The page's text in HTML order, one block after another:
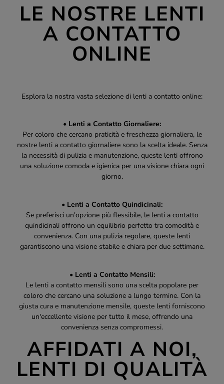
LE NOSTRE LENTI
A CONTATTO
ONLINE
Esplora la nostra vasta selezione di lenti a contatto online:
• Lenti a Contatto Giornaliere:
Per coloro che cercano praticità e freschezza giornaliera, le
nostre lenti a contatto giornaliere sono la scelta ideale. Senza
la necessità di pulizia e manutenzione, queste lenti offrono
una soluzione comoda e igienica per una visione chiara ogni
giorno.
• Lenti a Contatto Quindicinali:
Se preferisci un'opzione più flessibile, le lenti a contatto
quindicinali offrono un equilibrio perfetto tra comodità e
convenienza. Con una pulizia regolare, queste lenti
garantiscono una visione stabile e chiara per due settimane.
• Lenti a Contatto Mensili:
Le lenti a contatto mensili sono una scelta popolare per
coloro che cercano una soluzione a lungo termine. Con la
giusta cura e manutenzione mensile, queste lenti forniscono
un'eccellente visione per tutto il mese, offrendo una
convenienza senza compromessi.
AFFIDATI A NOI,
LENTI DI QUALITÀ